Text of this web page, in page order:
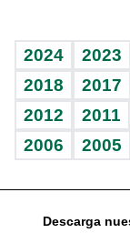
Vida y familia
Eñe
Celebrando la
Sin complejos
En pocas
Escuchando al
BRV
TBT Deportivo
Más firmas
Guía del dinero
Horóscopos
2024 2023
2018
2017
2012
2011
2006
2005
Descarga